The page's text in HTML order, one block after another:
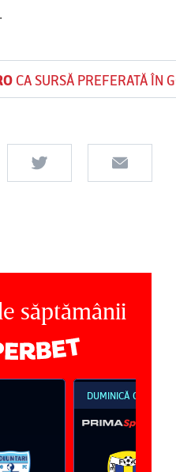
CA SURSĂ PREFERATĂ ÎN
săptămânii
DUMINICĂ 09 AUG,